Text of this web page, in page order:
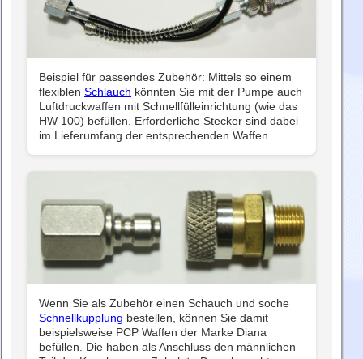
Beispiel für passendes Zubehör: Mittels so einem
flexiblen Schlauch könnten Sie mit der Pumpe auch
Luftdruckwaffen mit Schnellfülleinrichtung (wie das
HW 100) befüllen. Erforderliche Stecker sind dabei
im Lieferumfang der entsprechenden Waffen.
Wenn Sie als Zubehör einen Schauch und soche
Schnellkupplung bestellen, können Sie damit
beispielsweise PCP Waffen der Marke Diana
befüllen. Die haben als Anschluss den männlichen